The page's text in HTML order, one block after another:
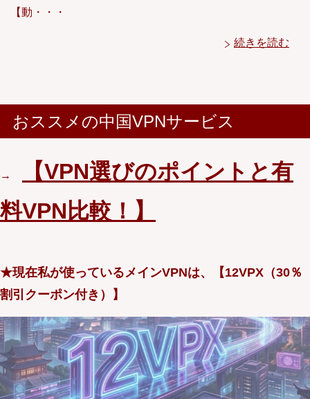
【動・・・
続きを読む
おススメの中国VPNサービス
→
【VPN選びのポイントと有
料VPN比較！】
★現在私が使っているメインVPNは、【12VPX（30％
割引クーポン付き）】